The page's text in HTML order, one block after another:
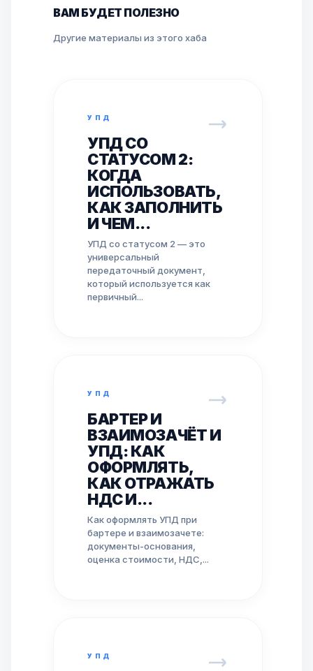
ВАМ БУДЕТ ПОЛЕЗНО
Другие материалы из этого хаба
УПД
УПД СО
СТАТУСОМ 2:
КОГДА
ИСПОЛЬЗОВАТЬ,
КАК ЗАПОЛНИТЬ
И ЧЕМ...
УПД со статусом 2 — это
универсальный
передаточный документ,
который используется как
первичный...
УПД
БАРТЕР И
ВЗАИМОЗАЧЁТ И
УПД: КАК
ОФОРМЛЯТЬ,
КАК ОТРАЖАТЬ
НДС И...
Как оформлять УПД при
бартере и взаимозачете:
документы-основания,
оценка стоимости, НДС,...
УПД